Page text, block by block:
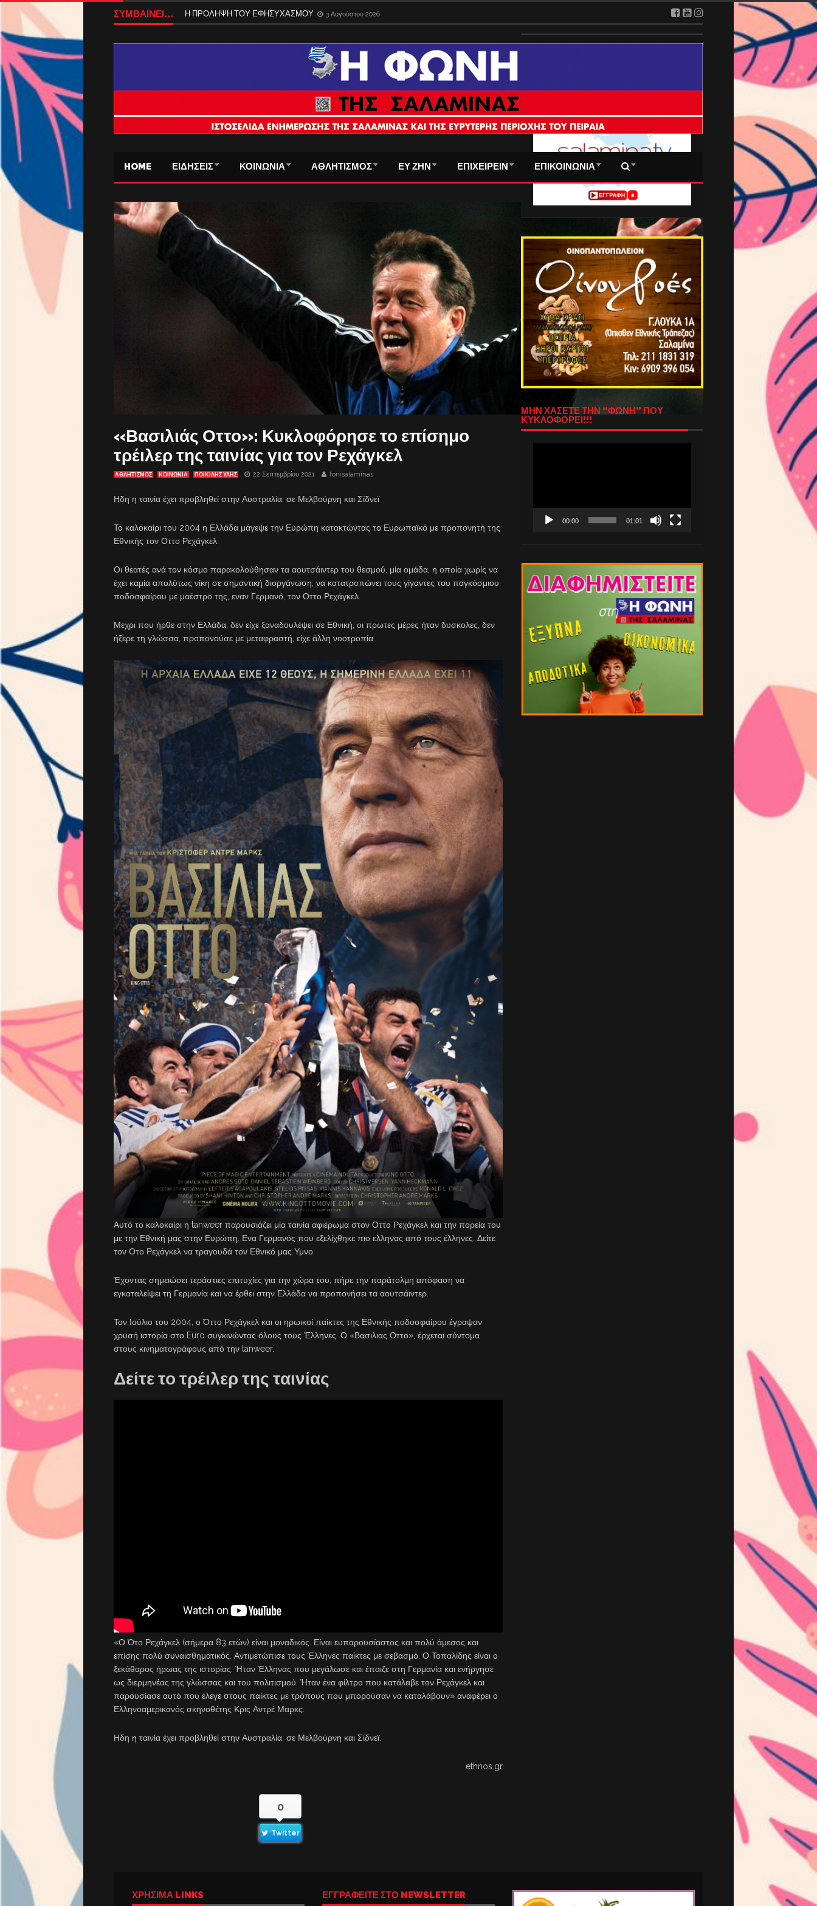
ΣΥΜΒΑΙΝΕΙ... Η ΠΡΟΛΗΨΗ ΤΟΥ ΕΦΗΣΥΧΑΣΜΟΥ 3 Αυγούστου 2026
HOME ΕΙΔΗΣΕΙΣ ΚΟΙΝΩΝΙΑ ΑΘΛΗΤΙΣΜΟΣ ΕΥ ΖΗΝ ΕΠΙΧΕΙΡΕΙΝ ΕΠΙΚΟΙΝΩΝΙΑ
«Βασιλιάς Οττο»: Κυκλοφόρησε το επίσημο
τρέιλερ της ταινίας για τον Ρεχάγκελ
ΑΘΛΗΤΙΣΜΟΣ ΚΟΙΝΩΝΙΑ ΠΟΙΚΙΛΗΣ ΥΛΗΣ 22 Σεπτεμβρίου 2021 fonisalaminas
Ηδη η ταινία έχει προβληθεί στην Αυστραλία, σε Μελβούρνη και Σίδνεϊ
Το καλοκαίρι του 2004 η Ελλάδα μάγεψε την Ευρώπη κατακτώντας το Ευρωπαϊκό με προπονητή της
Εθνικής τον Οττο Ρεχάγκελ.
Οι θεατές ανά τον κόσμο παρακολούθησαν τα αουτσάιντερ του θεσμού, μία ομάδα, η οποία χωρίς να
έχει καμία απολύτως νίκη σε σημαντική διοργάνωση, να κατατροπώνει τους γίγαντες του παγκόσμιου
ποδοσφαίρου με μαέστρο της, εναν Γερμανό, τον Οττο Ρεχάγκελ.
Μεχρι που ήρθε στην Ελλάδα, δεν είχε ξαναδουλέψει σε Εθνική, οι πρωτες μέρες ήταν δυσκολες, δεν
ήξερε τη γλώσσα, προπονούσε με μεταφραστή, είχε άλλη νοοτροπία.
Αυτό το καλοκαίρι η tanweer παρουσιάζει μία ταινία αφιέρωμα στον Οττο Ρεχάγκελ και την πορεία του
με την Εθνική μας στην Ευρώπη. Ενα Γερμανός που εξελίχθηκε πιο ελληνας από τους έλληνες. Δείτε
τον Οτο Ρεχάγκελ να τραγουδά τον Εθνικό μας Υμνο.
Έχοντας σημειώσει τεράστιες επιτυχίες για την χώρα του, πήρε την παράτολμη απόφαση να
εγκαταλείψει τη Γερμανία και να έρθει στην Ελλάδα να προπονήσει τα αουτσάιντερ.
Τον Ιούλιο του 2004, ο Όττο Ρεχάγκελ και οι ηρωικοί παίκτες της Εθνικής ποδοσφαίρου έγραψαν
χρυσή ιστορία στο Euro συγκινώντας όλους τους Έλληνες. Ο «Βασιλιας Οττο», έρχεται σύντομα
στους κινηματογράφους από την tanweer.
Δείτε το τρέιλερ της ταινίας
«Ο Ότο Ρεχάγκελ (σήμερα 83 ετών) είναι μοναδικός. Είναι ευπαρουσίαστος και πολύ άμεσος και
επίσης πολύ συναισθηματικός. Αντιμετώπισε τους Έλληνες παίκτες με σεβασμό. Ο Τοπαλίδης είναι ο
ξεκάθαρος ήρωας της ιστορίας. Ήταν Έλληνας που μεγάλωσε και έπαιζε στη Γερμανία και ενήργησε
ως διερμηνέας της γλώσσας και του πολιτισμού. Ήταν ένα φίλτρο που κατάλαβε τον Ρεχάγκελ και
παρουσίασε αυτό που έλεγε στους παίκτες με τρόπους που μπορούσαν να καταλάβουν» αναφέρει ο
Ελληνοαμερικανός σκηνοθέτης Κρις Αντρέ Μαρκς.
Ηδη η ταινία έχει προβληθεί στην Αυστραλία, σε Μελβούρνη και Σίδνεϊ.
ethnos.gr
0
Twitter
ΜΗΝ ΧΑΣΕΤΕ ΤΗΝ “ΦΩΝΗ” ΠΟΥ
ΚΥΚΛΟΦΟΡΕΙ!!!
00:00 01:01
ΧΡΉΣΙΜΑ LINKS ΕΓΓΡΑΦΕΙΤΕ ΣΤΟ NEWSLETTER